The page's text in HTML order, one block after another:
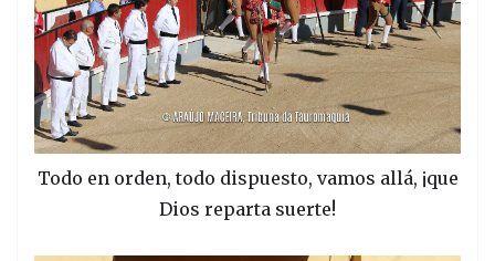
Todo en orden, todo dispuesto, vamos allá, ¡que
Dios reparta suerte!